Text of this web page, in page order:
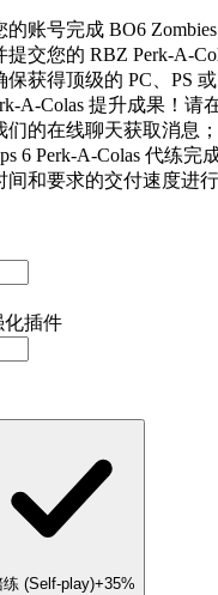
的账号完成 BO6
交您的 RBZ Perk-A-
获得顶级的 PC、PS
A-Colas 提升成果！请
的在线聊天获取消息
6 Perk-A-Colas 代练
和要求的交付速度进行
化插件
练 (Self-play)+35%